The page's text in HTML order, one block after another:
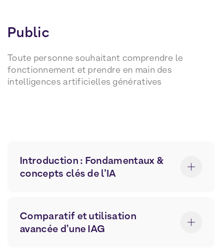
Public
Toute personne souhaitant comprendre le
fonctionnement et prendre en main des
intelligences artificielles génératives
Introduction : Fondamentaux &
concepts clés de l’IA
définition et son fonctionnement
Distinction entre l'IA, l'IA générative, le
Comparatif et utilisation
avancée d’une IAG